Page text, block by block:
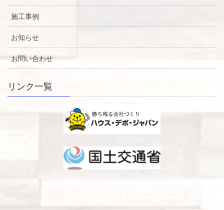
施工事例
お知らせ
お問い合わせ
リンク一覧